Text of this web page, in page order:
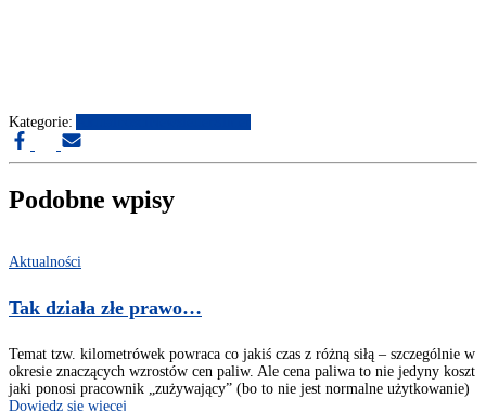
Kategorie:
Podobne wpisy
Aktualności
Tak działa złe prawo…
Temat tzw. kilometrówek powraca co jakiś czas z różną siłą – szczególnie w
okresie znaczących wzrostów cen paliw. Ale cena paliwa to nie jedyny koszt
jaki ponosi pracownik „zużywający” (bo to nie jest normalne użytkowanie)
Dowiedz się więcej